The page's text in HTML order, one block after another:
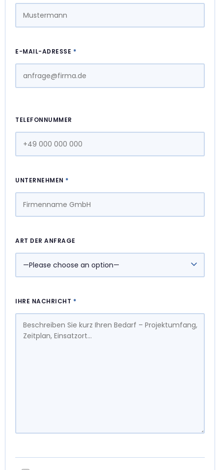
E-MAIL-ADRESSE *
TELEFONNUMMER
UNTERNEHMEN *
ART DER ANFRAGE
IHRE NACHRICHT *